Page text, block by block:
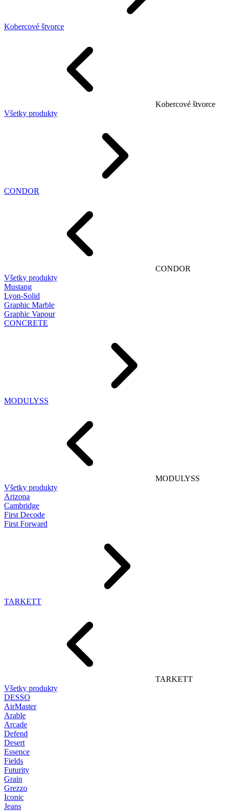
Kobercové štvorce
Kobercové štvorce
Všetky produkty
CONDOR
CONDOR
Všetky produkty
Mustang
Lyon-Solid
Graphic Marble
Graphic Vapour
CONCRETE
MODULYSS
MODULYSS
Všetky produkty
Arizona
Cambridge
First Decode
First Forward
TARKETT
TARKETT
Všetky produkty
DESSO
AirMaster
Arable
Arcade
Defend
Desert
Essence
Fields
Futurity
Grain
Grezzo
Iconic
Jeans